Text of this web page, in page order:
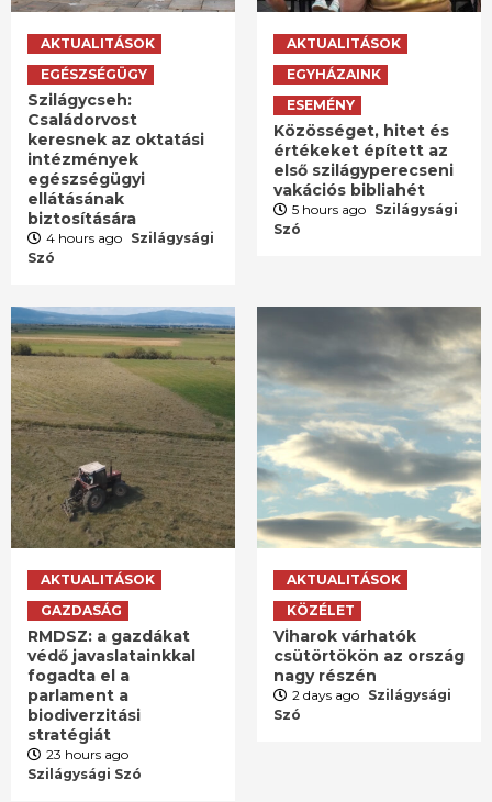
AKTUALITÁSOK
EGÉSZSÉGÜGY
Szilágycseh:
Családorvost
keresnek az oktatási
intézmények
egészségügyi
ellátásának
biztosítására
4 hours ago Szilágysági
Szó
AKTUALITÁSOK
EGYHÁZAINK
ESEMÉNY
Közösséget, hitet és
értékeket épített az
első szilágyperecseni
vakációs bibliahét
5 hours ago Szilágysági
Szó
AKTUALITÁSOK
GAZDASÁG
RMDSZ: a gazdákat
védő javaslatainkkal
fogadta el a
parlament a
biodiverzitási
stratégiát
23 hours ago
Szilágysági Szó
AKTUALITÁSOK
KÖZÉLET
Viharok várhatók
csütörtökön az ország
nagy részén
2 days ago Szilágysági
Szó